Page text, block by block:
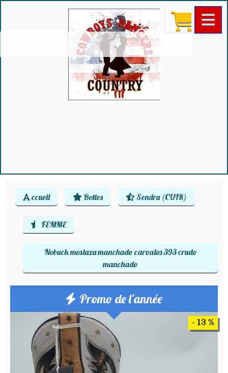
ccueil Bottes Sendra (CUIR)
FEMME
Nobuck mostaza manchado carvalos 393 crudo
manchado
- 13 %
Promo de l'année